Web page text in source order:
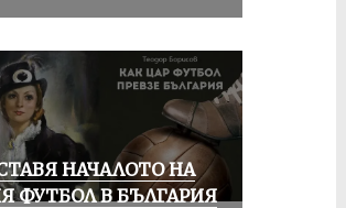
НАЧАЛОТО НА
ФУТБОЛ В БЪЛГАРИЯ